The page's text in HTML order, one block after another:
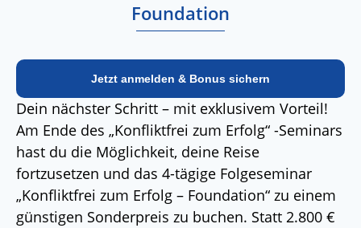
Foundation
Jetzt anmelden & Bonus sichern
Dein nächster Schritt – mit exklusivem Vorteil!
Am Ende des „Konfliktfrei zum Erfolg“ -Seminars
hast du die Möglichkeit, deine Reise
fortzusetzen und das 4-tägige Folgeseminar
„Konfliktfrei zum Erfolg – ​​Foundation“ zu einem
günstigen Sonderpreis zu buchen. Statt 2.800 €